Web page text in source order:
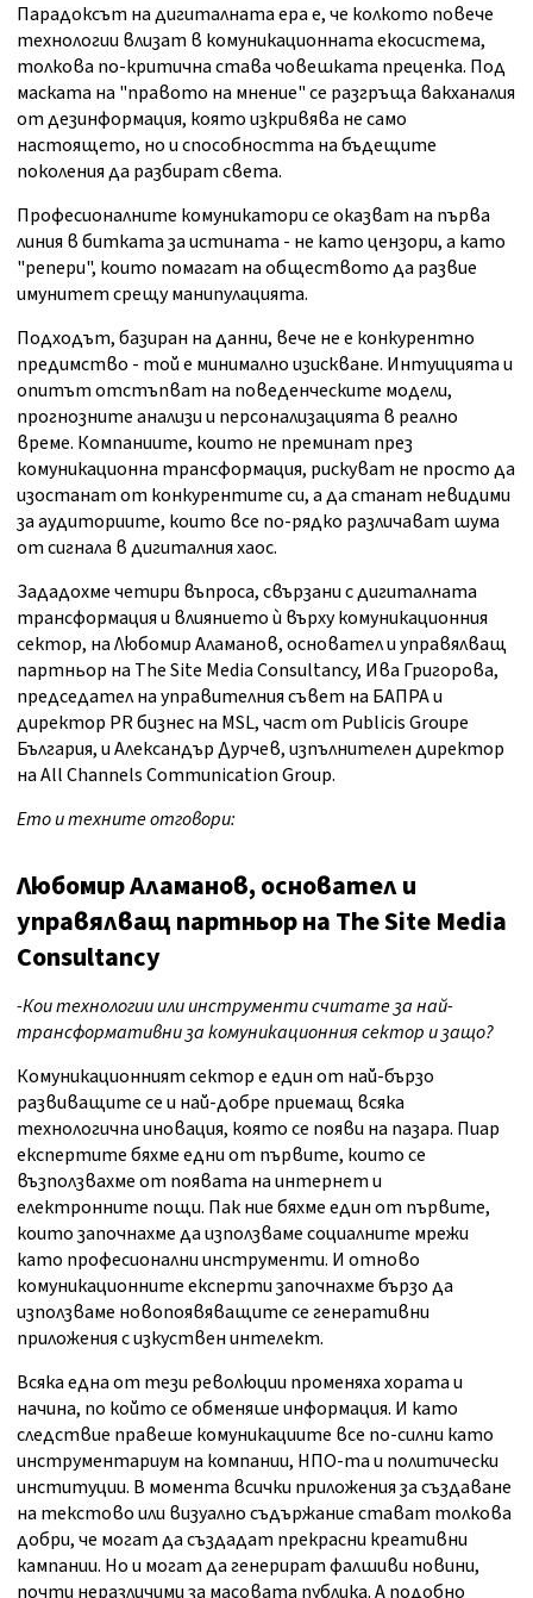
Парадоксът на дигиталната ера е, че колкото повече
технологии влизат в комуникационната екосистема,
толкова по-критична става човешката преценка. Под
маската на "правото на мнение" се разгръща вакханалия
от дезинформация, която изкривява не само
настоящето, но и способността на бъдещите
поколения да разбират света.
Професионалните комуникатори се оказват на първа
линия в битката за истината - не като цензори, а като
"репери", които помагат на обществото да развие
имунитет срещу манипулацията.
Подходът, базиран на данни, вече не е конкурентно
предимство - той е минимално изискване. Интуицията и
опитът отстъпват на поведенческите модели,
прогнозните анализи и персонализацията в реално
време. Компаниите, които не преминат през
комуникационна трансформация, рискуват не просто да
изостанат от конкурентите си, а да станат невидими
за аудиториите, които все по-рядко различават шума
от сигнала в дигиталния хаос.
Зададохме четири въпроса, свързани с дигиталната
трансформация и влиянието ѝ върху комуникационния
сектор, на Любомир Аламанов, основател и управялващ
партньор на The Site Media Consultancy, Ива Григорова,
председател на управителния съвет на БАПРА и
директор PR бизнес на MSL, част от Publicis Groupe
България, и Александър Дурчев, изпълнителен директор
на All Channels Communication Group.
Ето и техните отговори:
Любомир Аламанов, основател и
управялващ партньор наThe Site Media
Consultancy
-Кои технологии или инструменти считате за най-
трансформативни за комуникационния сектор и защо?
Комуникационният сектор е един от най-бързо
развиващите се и най-добре приемащ всяка
технологична иновация, която се появи на пазара. Пиар
експертите бяхме едни от първите, които се
възползвахме от появата на интернет и
електронните пощи. Пак ние бяхме един от първите,
които започнахме да използваме социалните мрежи
като професионални инструменти. И отново
комуникационните експерти започнахме бързо да
използваме новопоявяващите се генеративни
приложения с изкуствен интелект.
Всяка една от тези революции променяха хората и
начина, по който се обменяше информация. И като
следствие правеше комуникациите все по-силни като
инструментариум на компании, НПО-та и политически
институции. В момента всички приложения за създаване
на текстово или визуално съдържание стават толкова
добри, че могат да създадат прекрасни креативни
кампании. Но и могат да генерират фалшиви новини,
почти неразличими за масовата публика. А подобно